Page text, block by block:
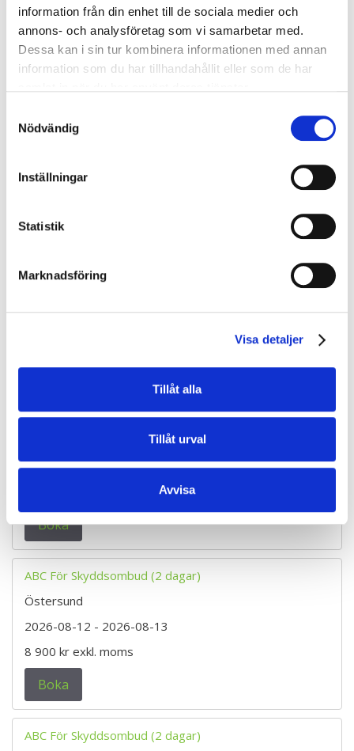
information från din enhet till de sociala medier och
annons- och analysföretag som vi samarbetar med.
Dessa kan i sin tur kombinera informationen med annan
information som du har tillhandahållit eller som de har
Nödvändig
Inställningar
Statistik
Marknadsföring
Visa detaljer
Tillåt alla
Tillåt urval
Avvisa
6 500 kr exkl. moms
Boka
Örebro
6 500 kr exkl. moms
Alla Webbutbildningar
Boka
ABC För Skyddsombud (2 dagar)
2026-08-12- 2026-08-13
Boka
ABC För Skyddsombud (2 dagar)
Östersund
2026-08-12 - 2026-08-13
8 900 kr exkl. moms
Boka
ABC För Skyddsombud (2 dagar)